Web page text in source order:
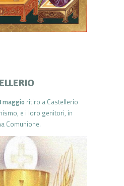
maggio ritiro a Castellerio
e i loro genitori, in
Comunione.